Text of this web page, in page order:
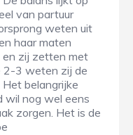
van partuur
weten uit
haar maten
en zij zetten met
2-3 weten zij de
belangrijke
wil nog wel eens
zorgen. Het is de